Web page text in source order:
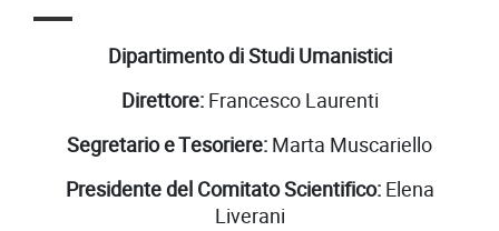
Dipartimento di Studi Umanistici
Direttore: Francesco Laurenti
Segretario e Tesoriere: Marta Muscariello
Presidente del Comitato Scientifico:Elena
Liverani